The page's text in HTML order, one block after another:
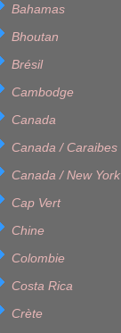
Bahamas
Bhoutan
Brésil
Cambodge
Canada
Canada / Caraibes
Canada / New York
Cap Vert
Chine
Colombie
Costa Rica
Crète